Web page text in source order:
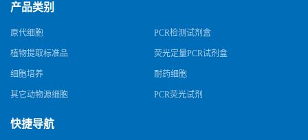
产品类别
原代细胞 PCR检测试剂盒
植物提取标准品 荧光定量PCR试剂盒
细胞培养 耐药细胞
其它动物源细胞 PCR荧光试剂
快捷导航